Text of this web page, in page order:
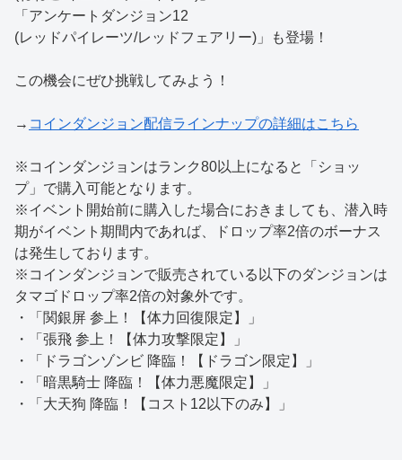
「アンケートダンジョン12
(レッドパイレーツ/レッドフェアリー)」も登場！
この機会にぜひ挑戦してみよう！
→ コインダンジョン配信ラインナップの詳細はこちら
※コインダンジョンはランク80以上になると「ショッ
プ」で購入可能となります。
※イベント開始前に購入した場合におきましても、潜入時
期がイベント期間内であれば、ドロップ率2倍のボーナス
は発生しております。
※コインダンジョンで販売されている以下のダンジョンは
タマゴドロップ率2倍の対象外です。
・「関銀屏 参上！【体力回復限定】」
・「張飛 参上！【体力攻撃限定】」
・「ドラゴンゾンビ 降臨！【ドラゴン限定】」
・「暗黒騎士 降臨！【体力悪魔限定】」
・「大天狗 降臨！【コスト12以下のみ】」